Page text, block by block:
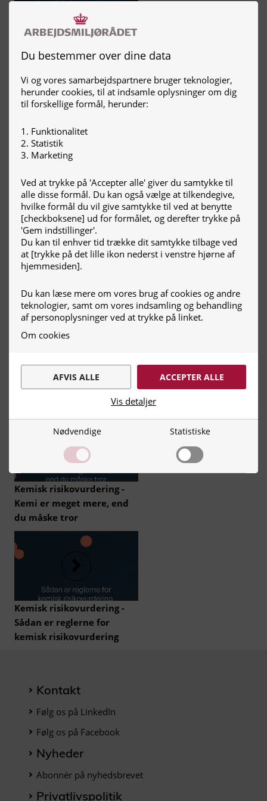
Du bestemmer over dine data
Vi og vores samarbejdspartnere bruger teknologier,
herunder cookies, til at indsamle oplysninger om dig
til forskellige formål, herunder:
Funktionalitet
Statistik
Marketing
Ved at trykke på 'Accepter alle' giver du samtykke til
alle disse formål. Du kan også vælge at tilkendegive,
hvilke formål du vil give samtykke til ved at benytte
[checkboksene] ud for formålet, og derefter trykke på
'Gem indstillinger'.
Du kan til enhver tid trække dit samtykke tilbage ved
at [trykke på det lille ikon nederst i venstre hjørne af
hjemmesiden].
Du kan læse mere om vores brug af cookies og andre
teknologier, samt om vores indsamling og behandling
af personoplysninger ved at trykke på linket.
Om cookies
AFVIS ALLE ACCEPTER ALLE
Vis detaljer
NødvendigeNødvendige cookies hjælper med at
gøre en hjemmeside brugbar ved at
aktivere grundlæggende funktioner,
såsom side-navigation og adgang til
sikre områder af hjemmesiden.
Hjemmesiden kan ikke fungere
Vi indsamler oplysninger om, hvordan
at kunne optimere design,
brugervenlighed og styrke effektiviteten
af hjemmesiden. Derudover bruger vi
oplysningerne til at give dig
personaliseret indhold og udarbejde
Nødvendige Statistiske
Kemisk risikovurdering -
video generisk - kom godt
Kemisk risikovurdering -
Sådan bruger du STOP-
princippet
Kemisk risikovurdering -
Sådan kan I gøre, når I skal
risikovurdering
Kemisk risikovurdering -
Bliv klædt på til at lave
kemisk risikovurdering
Kemisk risikovurdering -
Kemi er meget mere, end
du måske tror
Kemisk risikovurdering -
Sådan er reglerne for
kemisk risikovurdering
Kontakt
Følg os på LinkedIn
Følg os på Facebook
Nyheder
Abonnér på nyhedsbrevet
Privatlivspolitik